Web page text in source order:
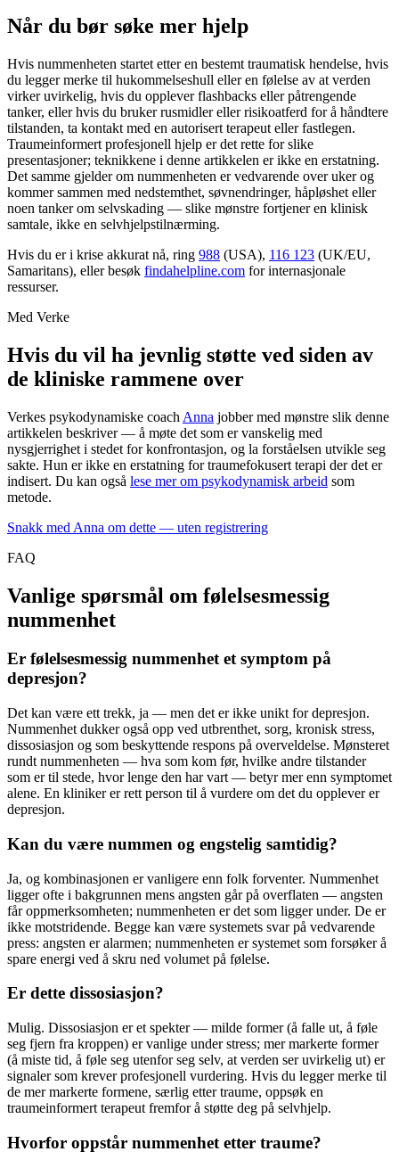
Når du bør søke mer hjelp
Hvis nummenheten startet etter en bestemt traumatisk hendelse, hvis
du legger merke til hukommelseshull eller en følelse av at verden
virker uvirkelig, hvis du opplever flashbacks eller påtrengende
tanker, eller hvis du bruker rusmidler eller risikoatferd for å håndtere
tilstanden, ta kontakt med en autorisert terapeut eller fastlegen.
Traumeinformert profesjonell hjelp er det rette for slike
presentasjoner; teknikkene i denne artikkelen er ikke en erstatning.
Det samme gjelder om nummenheten er vedvarende over uker og
kommer sammen med nedstemthet, søvnendringer, håpløshet eller
noen tanker om selvskading — slike mønstre fortjener en klinisk
samtale, ikke en selvhjelpstilnærming.
Hvis du er i krise akkurat nå, ring 988 (USA), 116 123 (UK/EU,
Samaritans), eller besøk findahelpline.com for internasjonale
ressurser.
Med Verke
Hvis du vil ha jevnlig støtte ved siden av
de kliniske rammene over
Verkes psykodynamiske coach Anna jobber med mønstre slik denne
artikkelen beskriver — å møte det som er vanskelig med
nysgjerrighet i stedet for konfrontasjon, og la forståelsen utvikle seg
sakte. Hun er ikke en erstatning for traumefokusert terapi der det er
indisert. Du kan også lese mer om psykodynamisk arbeid som
metode.
Snakk med Anna om dette — uten registrering
FAQ
Vanlige spørsmål om følelsesmessig
nummenhet
Er følelsesmessig nummenhet et symptom på
depresjon?
Det kan være ett trekk, ja — men det er ikke unikt for depresjon.
Nummenhet dukker også opp ved utbrenthet, sorg, kronisk stress,
dissosiasjon og som beskyttende respons på overveldelse. Mønsteret
rundt nummenheten — hva som kom før, hvilke andre tilstander
som er til stede, hvor lenge den har vart — betyr mer enn symptomet
alene. En kliniker er rett person til å vurdere om det du opplever er
depresjon.
Kan du være nummen og engstelig samtidig?
Ja, og kombinasjonen er vanligere enn folk forventer. Nummenhet
ligger ofte i bakgrunnen mens angsten går på overflaten — angsten
får oppmerksomheten; nummenheten er det som ligger under. De er
ikke motstridende. Begge kan være systemets svar på vedvarende
press: angsten er alarmen; nummenheten er systemet som forsøker å
spare energi ved å skru ned volumet på følelse.
Er dette dissosiasjon?
Mulig. Dissosiasjon er et spekter — milde former (å falle ut, å føle
seg fjern fra kroppen) er vanlige under stress; mer markerte former
(å miste tid, å føle seg utenfor seg selv, at verden ser uvirkelig ut) er
signaler som krever profesjonell vurdering. Hvis du legger merke til
de mer markerte formene, særlig etter traume, oppsøk en
traumeinformert terapeut fremfor å støtte deg på selvhjelp.
Hvorfor oppstår nummenhet etter traume?